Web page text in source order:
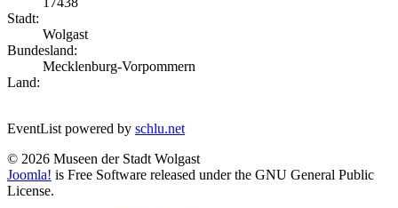
Stadt:
Wolgast
Bundesland:
Mecklenburg-Vorpommern
Land:
EventList powered by schlu.net
© 2026 Museen der Stadt Wolgast
Joomla! is Free Software released under the GNU General Public
License.